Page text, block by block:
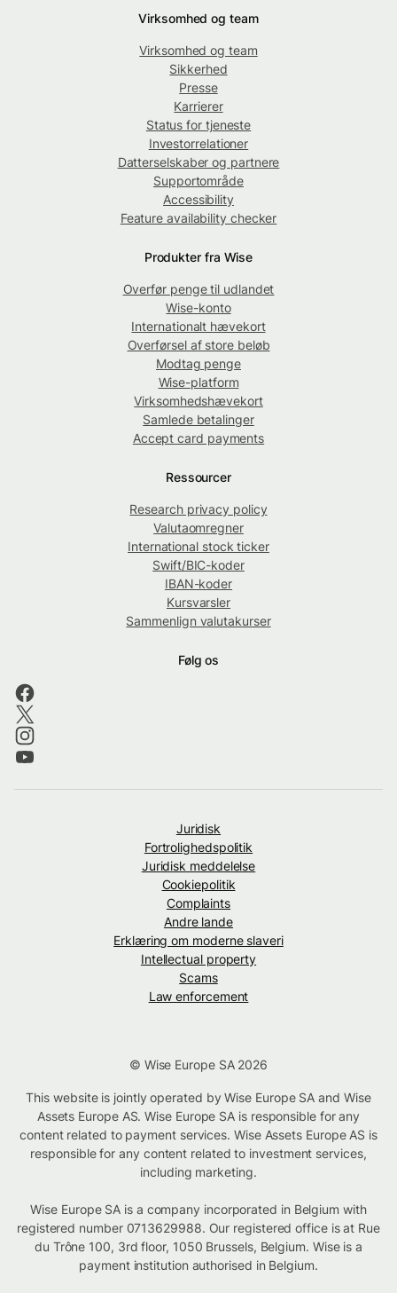
Virksomhed og team
Virksomhed og team
Sikkerhed
Presse
Karrierer
Status for tjeneste
Investorrelationer
Datterselskaber og partnere
Supportområde
Accessibility
Feature availability checker
Produkter fra Wise
Overfør penge til udlandet
Wise-konto
Internationalt hævekort
Overførsel af store beløb
Modtag penge
Wise-platform
Virksomhedshævekort
Samlede betalinger
Accept card payments
Ressourcer
Research privacy policy
Valutaomregner
International stock ticker
Swift/BIC-koder
IBAN-koder
Kursvarsler
Sammenlign valutakurser
Følg os
Juridisk
Fortrolighedspolitik
Juridisk meddelelse
Cookiepolitik
Complaints
Andre lande
Erklæring om moderne slaveri
Intellectual property
Scams
Law enforcement
© Wise Europe SA 2026
This website is jointly operated by Wise Europe SA and Wise
Assets Europe AS. Wise Europe SA is responsible for any
content related to payment services. Wise Assets Europe AS is
responsible for any content related to investment services,
including marketing.
Wise Europe SA is a company incorporated in Belgium with
registered number 0713629988. Our registered office is at Rue
du Trône 100, 3rd floor, 1050 Brussels, Belgium. Wise is a
payment institution authorised in Belgium.